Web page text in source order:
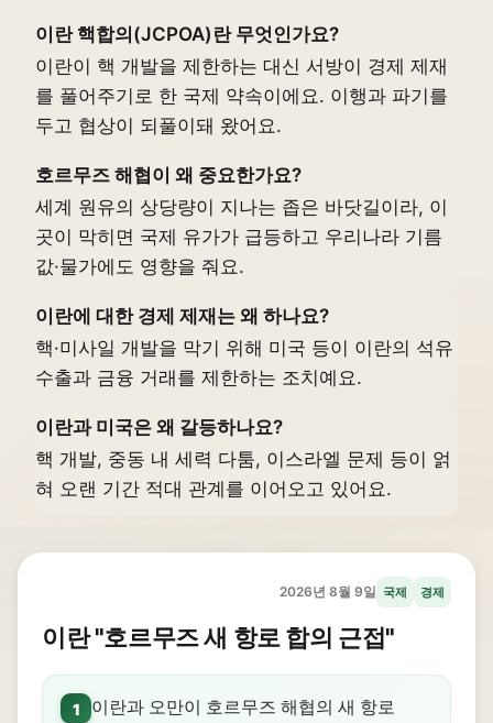
이란 핵합의(JCPOA)란 무엇인가요?
이란이 핵 개발을 제한하는 대신 서방이 경제 제재
를 풀어주기로 한 국제 약속이에요. 이행과 파기를
두고 협상이 되풀이돼 왔어요.
호르무즈 해협이 왜 중요한가요?
세계 원유의 상당량이 지나는 좁은 바닷길이라, 이
곳이 막히면 국제 유가가 급등하고 우리나라 기름
값·물가에도 영향을 줘요.
이란에 대한 경제 제재는 왜 하나요?
핵·미사일 개발을 막기 위해 미국 등이 이란의 석유
수출과 금융 거래를 제한하는 조치예요.
이란과 미국은 왜 갈등하나요?
핵 개발, 중동 내 세력 다툼, 이스라엘 문제 등이 얽
혀 오랜 기간 적대 관계를 이어오고 있어요.
2026년 8월 9일 국제 경제
이란 "호르무즈 새 항로 합의 근접"
1
이란과 오만이 호르무즈 해협의 새 항로